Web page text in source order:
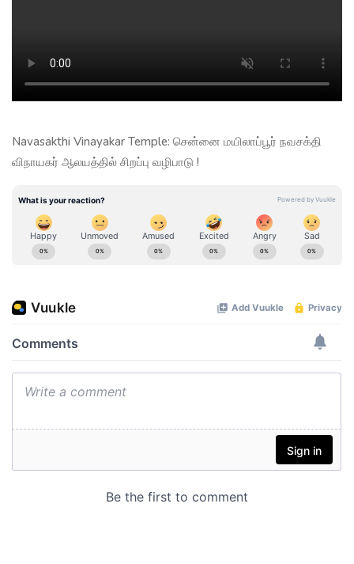
Navasakthi Vinayakar Temple: சென்னை மயிலாப்பூர் நவசக்தி
விநாயகர் ஆலயத்தில் சிறப்பு வழிபாடு !